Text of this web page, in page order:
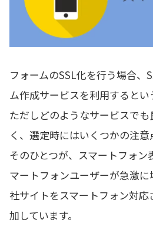
フォームのSSL化を行う場合、
ム作成サービスを利用するとい
ただしどのようなサービスで
く、選定時にはいくつかの注意
そのひとつが、スマートフォン
マートフォンユーザーが急激
社サイトをスマートフォン対
加しています。